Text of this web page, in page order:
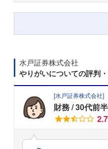
水戸証券株式会社
やりがいについての評判
[水戸証券株式会社]
財務 30代前
2.7